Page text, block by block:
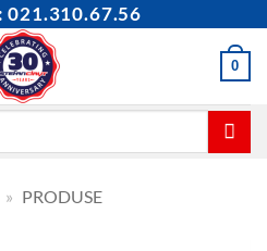
021.310.67.56
0
» PRODUSE